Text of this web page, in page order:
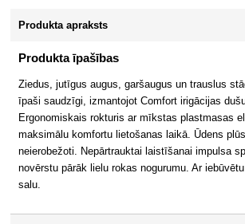
Produkta apraksts
Produkta īpašības
Ziedus, jutīgus augus, garšaugus un trauslus
īpaši saudzīgi, izmantojot Comfort irigācijas
Ergonomiskais rokturis ar mīkstas plastmasas
maksimālu komfortu lietošanas laikā. Ūdens
neierobežoti. Nepārtrauktai laistīšanai impulsa
novērstu pārāk lielu rokas nogurumu. Ar
salu.